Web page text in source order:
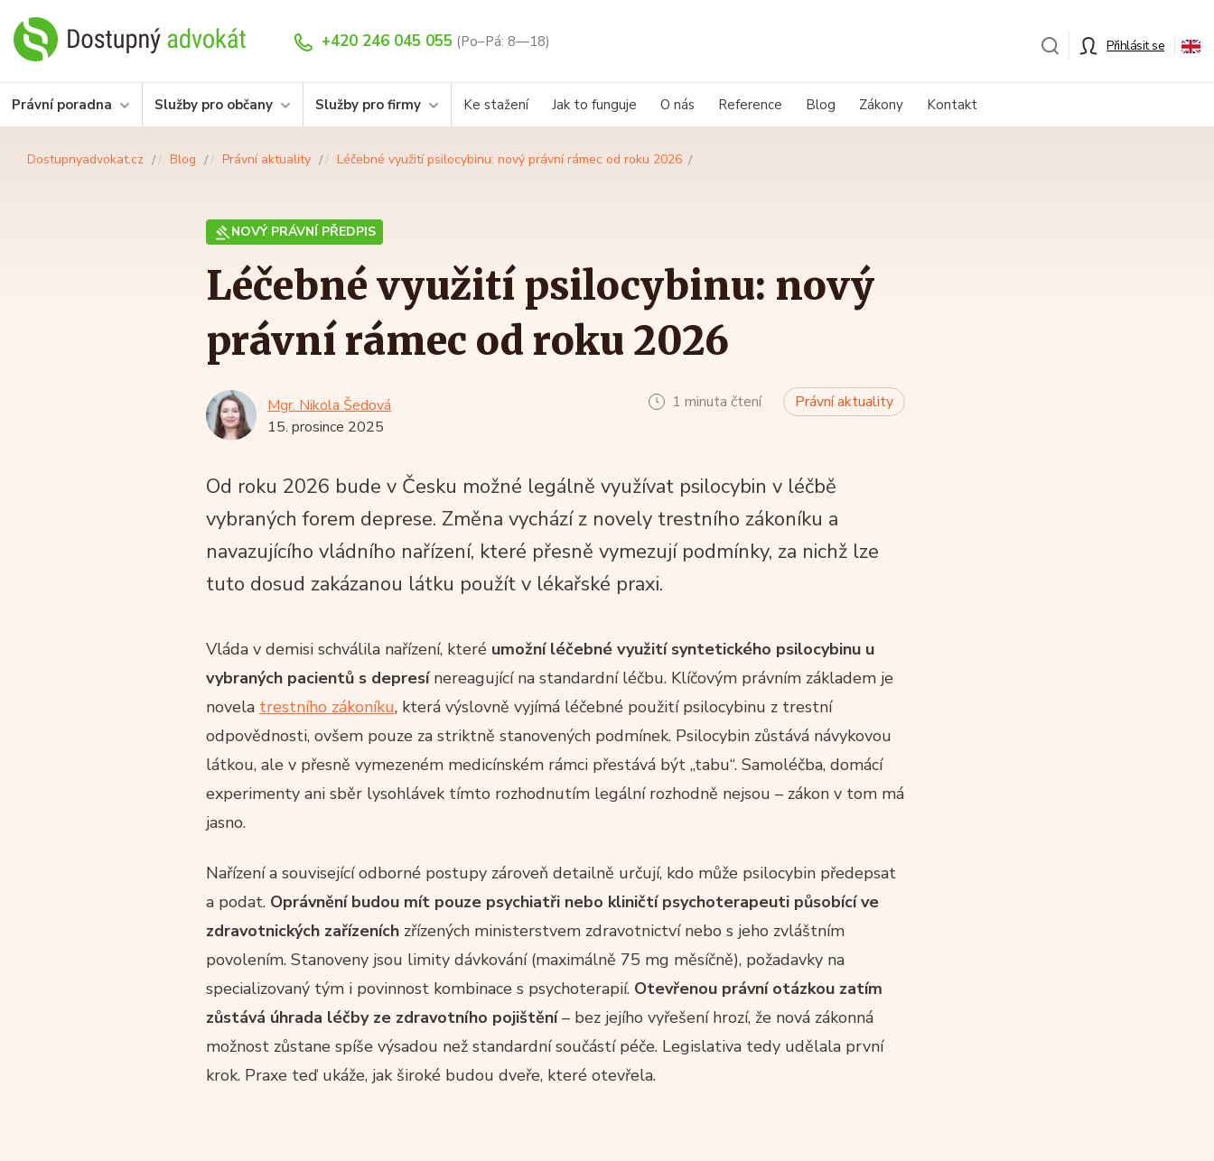
+420 246 045 055 (Po–Pá: 8—18) Přihlásit se
Právní poradna Služby pro občany Služby pro firmy Ke stažení Jak to funguje O nás Reference Blog Zákony Kontakt
Dostupnyadvokat.cz Blog Právní aktuality Léčebné využití psilocybinu: nový právní rámec od roku 2026
NOVÝ PRÁVNÍ PŘEDPIS
Léčebné využití psilocybinu: nový
právní rámec od roku 2026
Mgr. Nikola Šedová
15. prosince 2025
1 minuta čtení Právní aktuality
Od roku 2026 bude v Česku možné legálně využívat psilocybin v léčbě
vybraných forem deprese. Změna vychází z novely trestního zákoníku a
navazujícího vládního nařízení, které přesně vymezují podmínky, za nichž lze
tuto dosud zakázanou látku použít v lékařské praxi.
Vláda v demisi schválila nařízení, které umožní léčebné využití syntetického psilocybinu u
vybraných pacientů s depresínereagující na standardní léčbu. Klíčovým právním základem je
novela trestního zákoníku, která výslovně vyjímá léčebné použití psilocybinu z trestní
odpovědnosti, ovšem pouze za striktně stanovených podmínek. Psilocybin zůstává návykovou
látkou, ale v přesně vymezeném medicínském rámci přestává být „tabu“. Samoléčba, domácí
experimenty ani sběr lysohlávek tímto rozhodnutím legální rozhodně nejsou – zákon v tom má
jasno.
Nařízení a související odborné postupy zároveň detailně určují, kdo může psilocybin předepsat
a podat. Oprávnění budou mít pouze psychiatři nebo kliničtí psychoterapeuti působící ve
zdravotnických zařízeních zřízených ministerstvem zdravotnictví nebo s jeho zvláštním
povolením. Stanoveny jsou limity dávkování (maximálně 75 mg měsíčně), požadavky na
specializovaný tým i povinnost kombinace s psychoterapií. Otevřenou právní otázkou zatím
zůstává úhrada léčby ze zdravotního pojištění– bez jejího vyřešení hrozí, že nová zákonná
možnost zůstane spíše výsadou než standardní součástí péče. Legislativa tedy udělala první
krok. Praxe teď ukáže, jak široké budou dveře, které otevřela.